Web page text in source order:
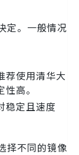
定。一般情况
荐使用清华大
高。
稳定且速度
择不同的镜像